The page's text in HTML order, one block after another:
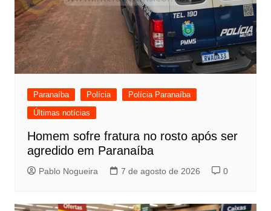
Paranaíba Polícia
Polícia Paranaíba
Últimas notícias
Homem sofre fratura no rosto após ser
agredido em Paranaíba
Pablo Nogueira 7 de agosto de 2026 0